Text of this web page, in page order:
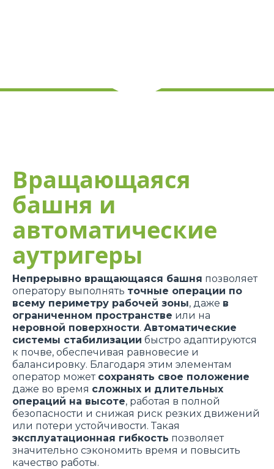
Вращающаяся
башня и
автоматические
аутригеры
Непрерывно вращающаяся башня позволяет
оператору выполнять точные операции по
всему периметру рабочей зоны, даже в
ограниченном пространстве или на
неровной поверхности. Автоматические
системы стабилизации быстро адаптируются
к почве, обеспечивая равновесие и
балансировку. Благодаря этим элементам
оператор может сохранять свое положение
даже во время сложных и длительных
операций на высоте, работая в полной
безопасности и снижая риск резких движений
или потери устойчивости. Такая
эксплуатационная гибкость позволяет
значительно cэкономить время и повыcить
качество работы.